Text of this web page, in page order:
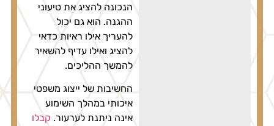
הנכונה להציג את טיעוני
ההגנה. הוא גם יכול
להעריך אילו ראיות כדאי
להציג ואילו עדיף להשאיר
להמשך ההליכים.
החשיבות של ייצוג משפטי
איכותי במהלך השימוע
אינה ניתנת לערעור.קבלו